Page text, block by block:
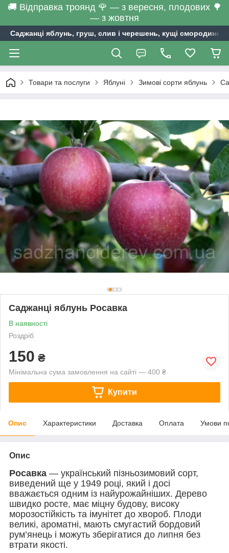
🚚 Відправка троянд 🌹 — з вересня, плодових 🌳
— з жовтня
Саджанці яблунь, груш, слив і черешень, кущі смородини
Товари та послуги Яблуні Зимові сорти яблунь
Саджанці яблунь Росавка
В наявності
Роздріб
150 ₴
Мінімальна сума замовлення на сайті — 400 ₴
Купити
Опис Характеристики Доставка Оплата Умови
Опис
Росавка — український пізньозимовий сорт,
виведений ще у 1949 році, який і досі
вважається одним із найурожайніших. Дерево
швидко росте, має міцну будову, високу
морозостійкість та імунітет до хвороб. Плоди
великі, ароматні, мають смугастий бордовий
рум’янець і можуть зберігатися до липня без
втрати якості.